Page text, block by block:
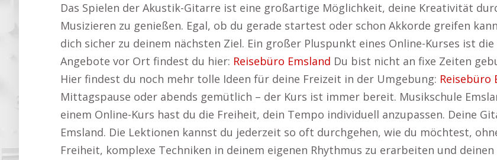
Das Spielen der Akustik-Gitarre ist eine großartige Möglichkeit, deine Kreativität
Musizieren zu genießen. Egal, ob du gerade startest oder schon Akkorde greifen
dich sicher zu deinem nächsten Ziel. Ein großer Pluspunkt eines Online-Kurses ist
Angebote vor Ort findest du hier: Reisebüro Emsland Du bist nicht an fixe Zeiten
Hier findest du noch mehr tolle Ideen für deine Freizeit in der Umgebung: Reisebüro
Mittagspause oder abends gemütlich – der Kurs ist immer bereit. Musikschule
einem Online-Kurs hast du die Freiheit, dein Tempo individuell anzupassen. Deine
Emsland. Die Lektionen kannst du jederzeit so oft durchgehen, wie du möchtest,
Freiheit, komplexe Techniken in deinem eigenen Rhythmus zu erarbeiten und